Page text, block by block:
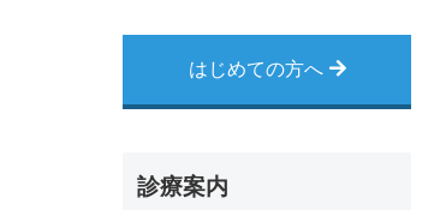
はじめての方へ
診療案内